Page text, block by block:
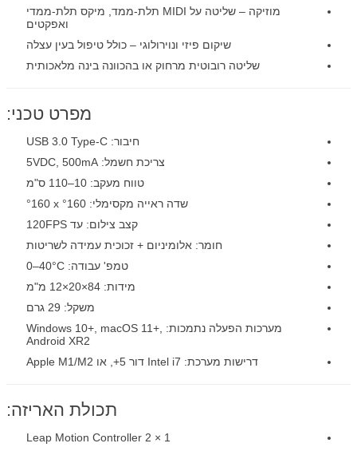
מוזיקה – שליטה על MIDI תלת-ממד, מיקס תלת-ממדי
ואפקטים
שיקום פיזי ונוירולוגי – כולל טיפול בעין עצלה
שליטה רובוטית מרחוק או בהכוונה בינה מלאכותית
מפרט טכני:
חיבור: USB 3.0 Type-C
צריכת חשמל: 5VDC, 500mA
טווח מעקב: 10–110 ס"מ
שדה ראייה מקסימלי: ‎°160 x °160
קצב צילום: עד 120FPS
חומר: אלומיניום + זכוכית עמידה לשריטות
טמפ' עבודה: ‎0–40°C
מידות: 84×20×12 מ"מ
משקל: 29 גרם
מערכות הפעלה נתמכות: Windows 10+, macOS 11+,
Android XR2
דרישות מערכת: Intel i7 דור 5+, או Apple M1/M2
תכולת האריזה:
1 × Leap Motion Controller 2